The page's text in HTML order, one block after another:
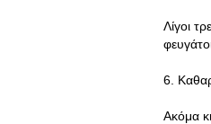
Λίγοι
6.
Ακόμα